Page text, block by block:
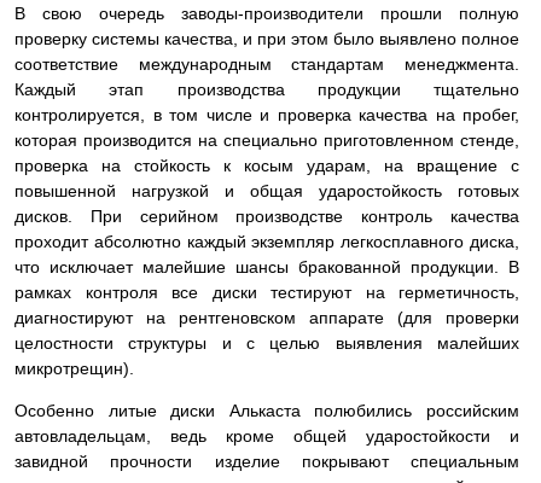
В свою очередь заводы-производители прошли полную
проверку системы качества, и при этом было выявлено полное
соответствие международным стандартам менеджмента.
Каждый этап производства продукции тщательно
контролируется, в том числе и проверка качества на пробег,
которая производится на специально приготовленном стенде,
проверка на стойкость к косым ударам, на вращение с
повышенной нагрузкой и общая ударостойкость готовых
дисков. При серийном производстве контроль качества
проходит абсолютно каждый экземпляр легкосплавного диска,
что исключает малейшие шансы бракованной продукции. В
рамках контроля все диски тестируют на герметичность,
диагностируют на рентгеновском аппарате (для проверки
целостности структуры и с целью выявления малейших
микротрещин).
Особенно литые диски Алькаста полюбились российским
автовладельцам, ведь кроме общей ударостойкости и
завидной прочности изделие покрывают специальным